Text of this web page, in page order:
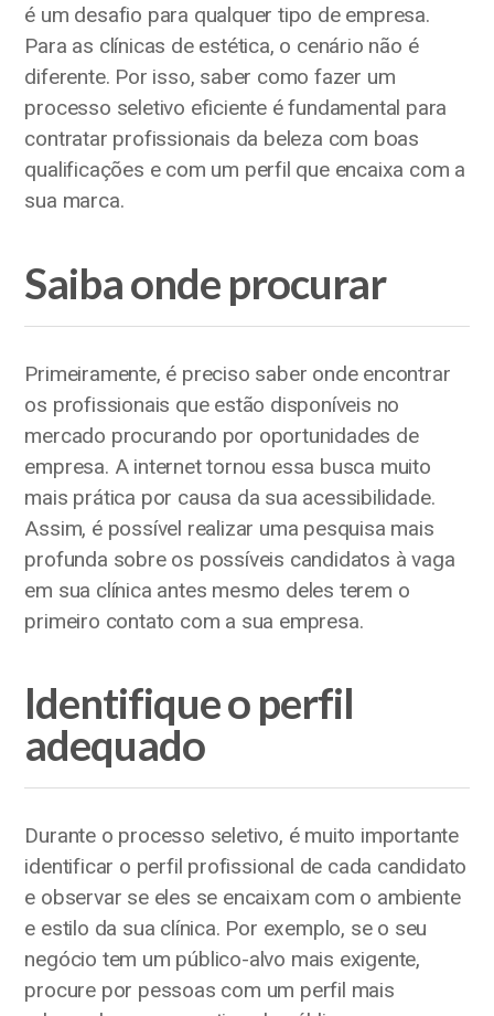
é um desafio para qualquer tipo de empresa.
Para as clínicas de estética, o cenário não é
diferente. Por isso, saber como fazer um
processo seletivo eficiente é fundamental para
contratar profissionais da beleza com boas
qualificações e com um perfil que encaixa com a
sua marca.
Saiba onde procurar
Primeiramente, é preciso saber onde encontrar
os profissionais que estão disponíveis no
mercado procurando por oportunidades de
empresa. A internet tornou essa busca muito
mais prática por causa da sua acessibilidade.
Assim, é possível realizar uma pesquisa mais
profunda sobre os possíveis candidatos à vaga
em sua clínica antes mesmo deles terem o
primeiro contato com a sua empresa.
Identifique o perfil
adequado
Durante o processo seletivo, é muito importante
identificar o perfil profissional de cada candidato
e observar se eles se encaixam com o ambiente
e estilo da sua clínica. Por exemplo, se o seu
negócio tem um público-alvo mais exigente,
procure por pessoas com um perfil mais